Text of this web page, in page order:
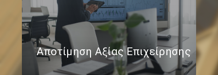
Αποτίμηση Αξίας Επιχείρησης